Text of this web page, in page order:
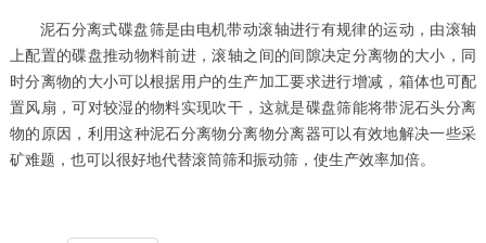
泥石分离式碟盘筛是由电机带动滚轴进行有规律的运动，由滚轴
上配置的碟盘推动物料前进，滚轴之间的间隙决定分离物的大小，同
时分离物的大小可以根据用户的生产加工要求进行增减，箱体也可配
置风扇，可对较湿的物料实现吹干，这就是碟盘筛能将带泥石头分离
物的原因，利用这种泥石分离物分离物分离器可以有效地解决一些采
矿难题，也可以很好地代替滚筒筛和振动筛，使生产效率加倍。